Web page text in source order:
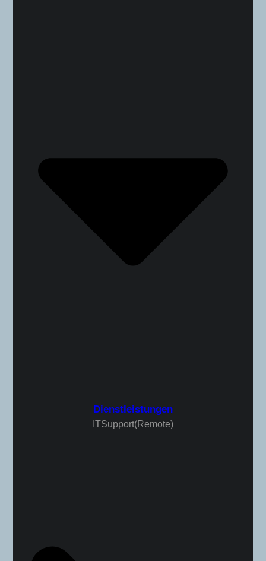
Dienstleistungen
IT Support (Remote)